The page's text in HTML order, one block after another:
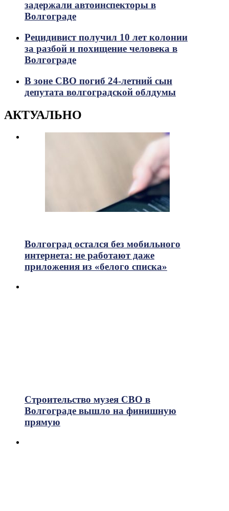
задержали автоинспекторы в
Волгограде
Рецидивист получил 10 лет колонии
за разбой и похищение человека в
Волгограде
В зоне СВО погиб 24-летний сын
депутата волгоградской облдумы
АКТУАЛЬНО
Волгоград остался без мобильного
интернета: не работают даже
приложения из «белого списка»
Строительство музея СВО в
Волгограде вышло на финишную
прямую